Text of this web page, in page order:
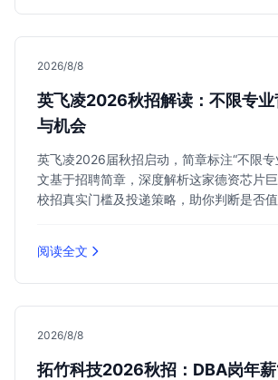
2026/8/8
英飞凌2026秋招解读：不限专业
与机会
英飞凌2026届秋招启动，简章标注“不限专
文基于招聘简章，深度解析这家德资芯片巨
校招真实门槛及投递策略，助你判断是否值
阅读全文
2026/8/8
拓竹科技2026秋招：DBA岗年